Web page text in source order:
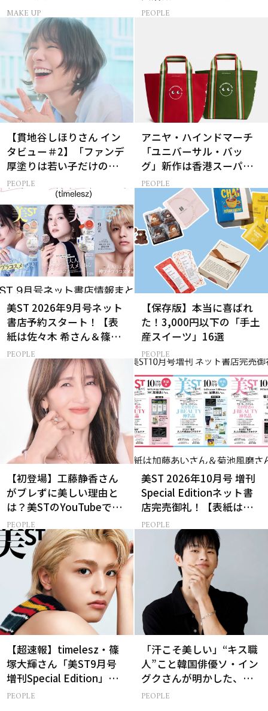
トアップ術
MAKE UP
込み続ける理由
PEOPLE
【貫地谷しほりさん イン
タビュー＃2】「ファンデ
厚塗りは若い子だけの特
権！」40代の今、たどり
着いたこだわりの美容法
PEOPLE
アニヤ・ハインドマーチ
「ユニバーサル・バッ
グ」新作は香港スーパー
とコラボ！赤＆緑のミニ2
個セット
PEOPLE
美ST 2026年9月号ネット
書店予約スタート！【表
紙は佐々木 希さん＆篠塚
大輝さん】
PEOPLE
【保存版】本当に喜ばれ
た！3,000円以下の「手土
産スイーツ」16選
PEOPLE
【初登場】工藤静香さん
がブレずに美しい理由と
は？美STのYouTubeでは
ALL私物の「ポーチの中
身」も大公開！
PEOPLE
美ST 2026年10月号 増刊
Special Editionネット書
店完売御礼！【表紙は加
藤あいさん＆菊池風磨さ
PEOPLE
【超速報】timelesz・篠
塚大輝さん「美ST9月号
増刊Special Edition」誌
面カットを先行公開！
PEOPLE
「汗こそ美しい」“キス職
人”こと韓国俳優ソ・イン
グクさんが明かした、惹
かれる人の条件とは
PEOPLE